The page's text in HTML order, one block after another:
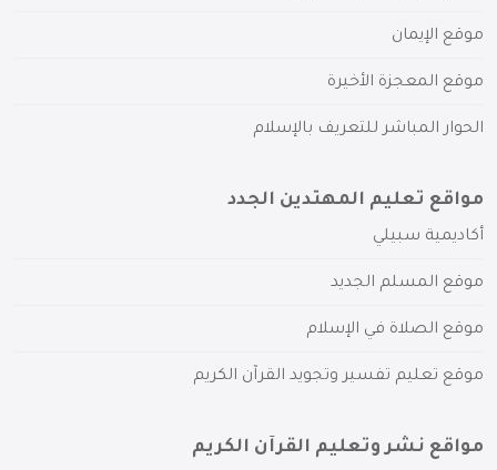
موقع الإيمان
موقع المعجزة الأخيرة
الحوار المباشر للتعريف بالإسلام
مواقع تعليم المهتدين الجدد
أكاديمية سبيلي
موقع المسلم الجديد
موقع الصلاة في الإسلام
موقع تعليم تفسير وتجويد القرآن الكريم
مواقع نشر وتعليم القرآن الكريم